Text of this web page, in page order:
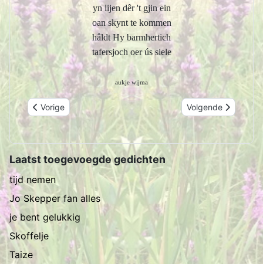
yn lijen dêr 't gjin ein
oan skynt te kommen
hâldt Hy barmhertich
tafersjoch oer ús siele
aukje wijma
Vorig artikel: efter in doar
Vorige Volgende artikel:
Volgende
Laatst toegevoegde gedichten
tijd nemen
Jo Skepper fan alles
je bent gelukkig
Skoffelje
Taize